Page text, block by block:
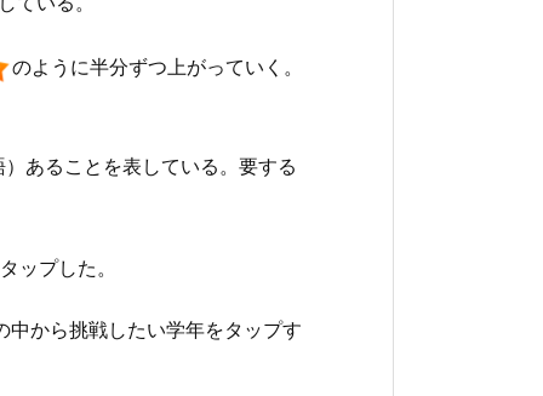
のように半分ずつ上がっていく。
あることを表している。要する
ップした。
から挑戦したい学年をタップす